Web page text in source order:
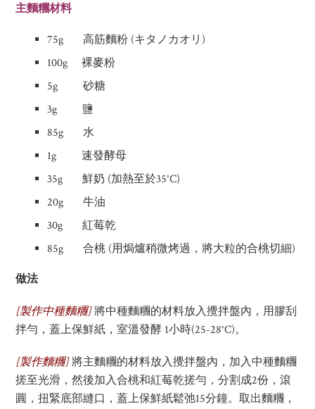
主麵糰材料
75g 高筋麵粉 (キタノカオリ)
100g 裸麥粉
5g 砂糖
3g 鹽
85g 水
1g 速發酵母
35g 鮮奶 (加熱至於35°C)
20g 牛油
30g 紅莓乾
85g 合桃 (用焗爐稍微烤過，將大粒的合桃切細)
做法
[製作中種麵糰]將中種麵糰的材料放入攪拌盤內，用膠刮
拌勻，蓋上保鮮紙，室溫發酵 1小時(25-28°C)。
[製作麵糰]將主麵糰的材料放入攪拌盤內，加入中種麵糰
搓至光滑，然後加入合桃和紅莓乾搓勻，分割成2份，滾
圓，扭緊底部縫口，蓋上保鮮紙鬆弛15分鐘。取出麵糰，